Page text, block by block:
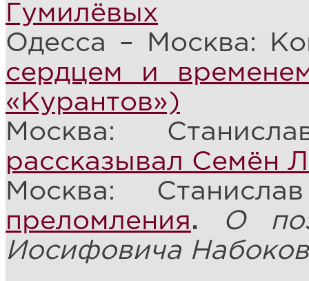
Гумилёвых
Одесса – Москва:
сердцем и
«Курантов»)
Москва:
рассказывал Семён
Москва:
преломления.
О
Иосифовича